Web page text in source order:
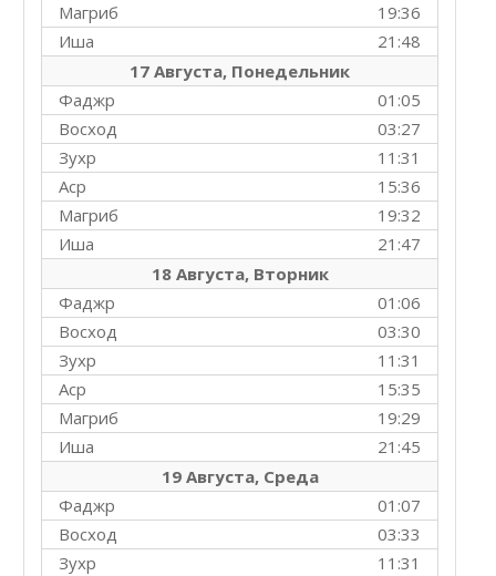
19:36
Магриб
21:48
Иша
17 Августа, Понедельник
01:05
Фаджр
03:27
Восход
11:31
Зухр
15:36
Аср
19:32
Магриб
21:47
Иша
18 Августа, Вторник
01:06
Фаджр
03:30
Восход
11:31
Зухр
15:35
Аср
19:29
Магриб
21:45
Иша
19 Августа, Среда
01:07
Фаджр
03:33
Восход
11:31
Зухр